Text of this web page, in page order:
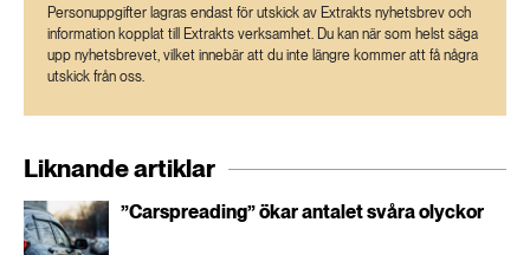
Personuppgifter lagras endast för utskick av Extrakts nyhetsbrev och
information kopplat till Extrakts verksamhet. Du kan när som helst säga
upp nyhetsbrevet, vilket innebär att du inte längre kommer att få några
utskick från oss.
Liknande artiklar
”Carspreading” ökar antalet svåra olyckor